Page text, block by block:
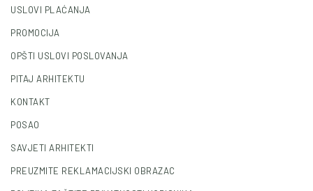
USLOVI PLAĆANJA
PROMOCIJA
OPŠTI USLOVI POSLOVANJA
PITAJ ARHITEKTU
KONTAKT
POSAO
SAVJETI ARHITEKTI
PREUZMITE REKLAMACIJSKI OBRAZAC